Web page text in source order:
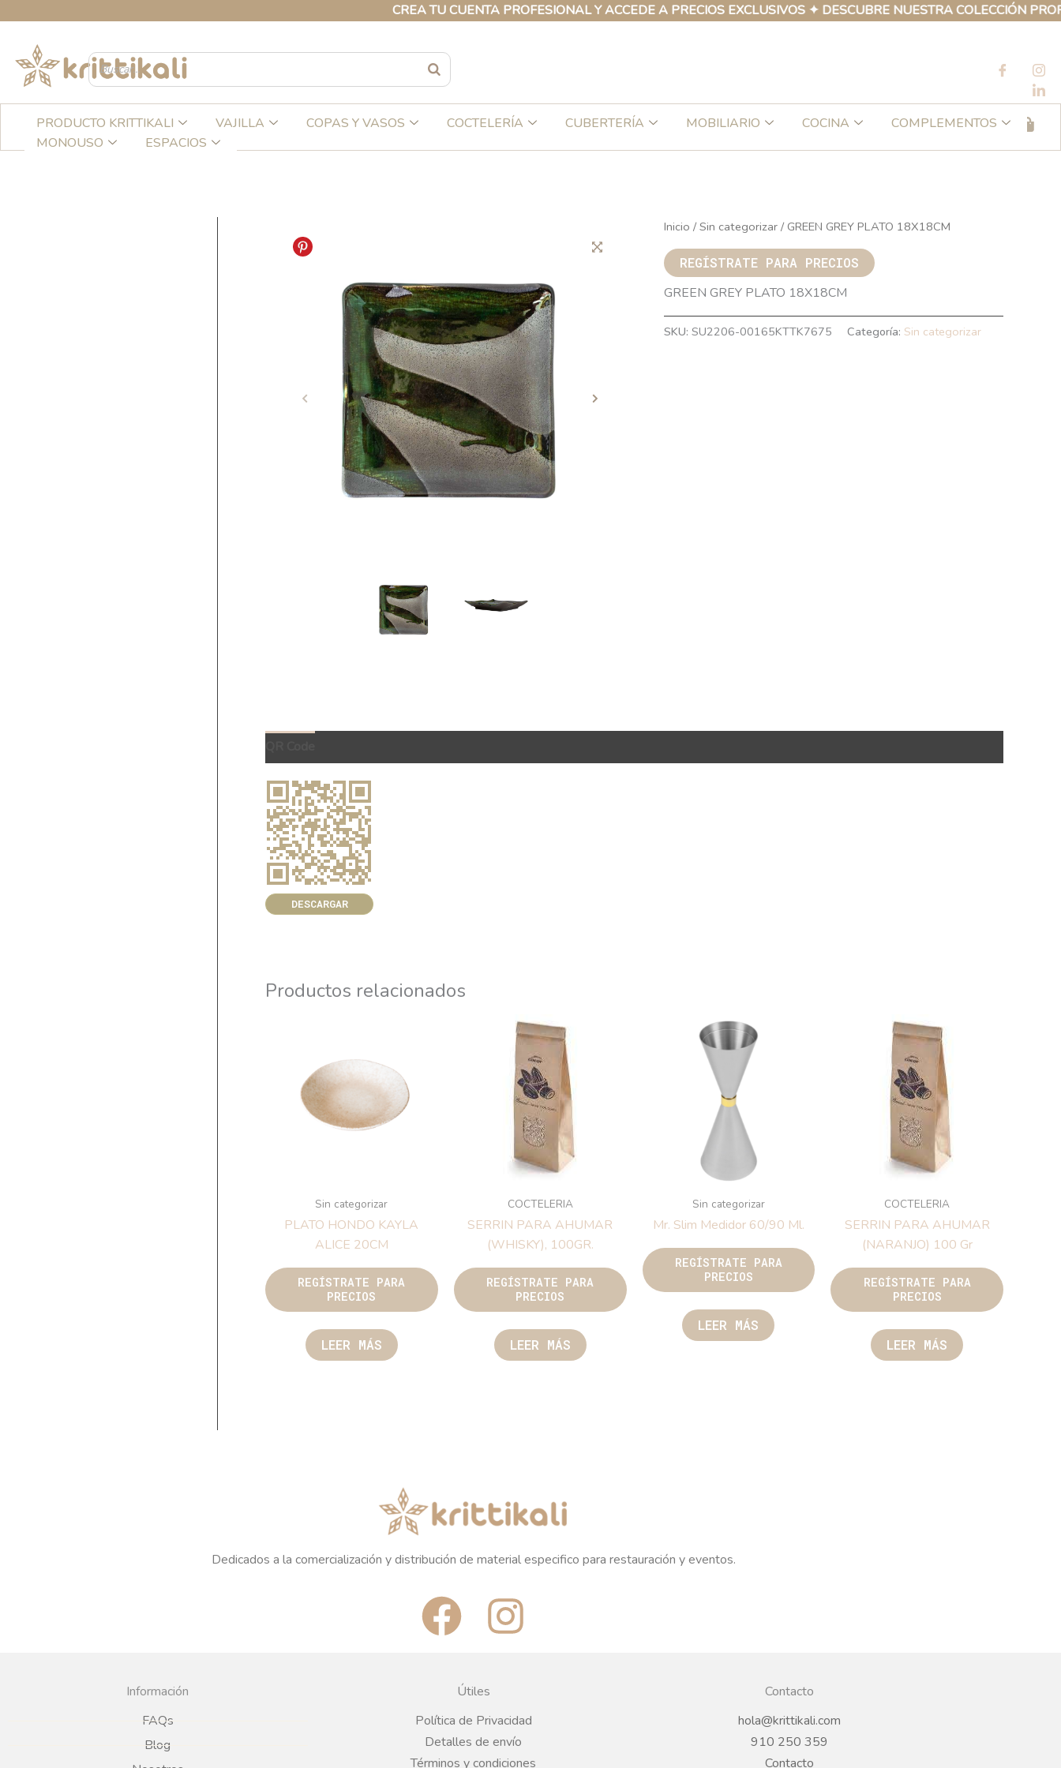
CREA TU CUENTA PROFESIONAL Y ACCEDE A PRECIOS EXCLUSIVOS ✦ DESCUBRE NUESTRA COLECCIÓN PROPIA DE
contenido
PRODUCTO KRITTIKALI VAJILLA COPAS Y VASOS COCTELERÍA CUBERTERÍA MOBILIARIO COCINA
COMPLEMENTOS
MONOUSO
ESPACIOS
Inicio / Sin categorizar/ GREEN GREY PLATO 18X18CM
REGÍSTRATE PARA PRECIOS
GREEN GREY PLATO 18X18CM
SKU: SU2206-00165KTTK7675 Categoría: Sin categorizar
DESCARGAR
Productos relacionados
Sin categorizar
PLATO HONDO KAYLA
ALICE 20CM
REGÍSTRATE PARA
PRECIOS
LEER MÁS
COCTELERIA
SERRIN PARA AHUMAR
(WHISKY), 100GR.
REGÍSTRATE PARA
PRECIOS
LEER MÁS
Sin categorizar
Mr. Slim Medidor 60/90 Ml.
REGÍSTRATE PARA
PRECIOS
LEER MÁS
COCTELERIA
SERRIN PARA AHUMAR
(NARANJO) 100 Gr
REGÍSTRATE PARA
PRECIOS
LEER MÁS
Dedicados a la comercialización y distribución de material especifico para restauración y eventos.
F
a
c
e
I
n
t
Información
FAQs
Blog
Útiles
Política de Privacidad
Detalles de envío
Términos y condiciones
Contacto
hola@krittikali.com
910 250 359
Contacto